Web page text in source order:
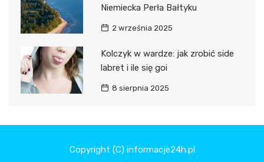
Niemiecka Perła Bałtyku
2 września 2025
Kolczyk w wardze: jak zrobić side
labret i ile się goi
8 sierpnia 2025
Copyright (C) informacje24h.pl